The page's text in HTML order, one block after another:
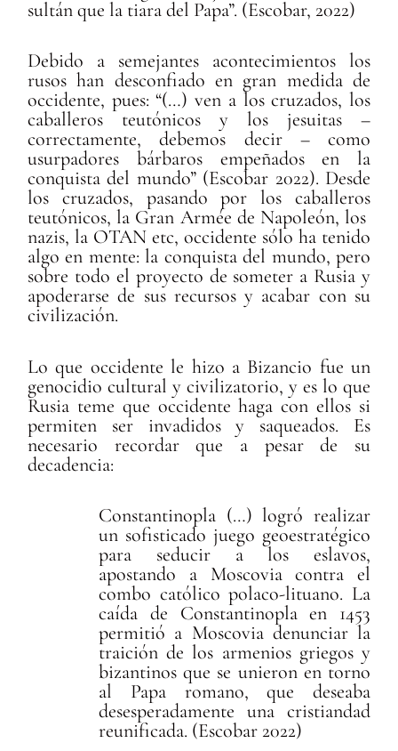
sultán que la tiara del Papa”. (Escobar, 2022)
Debido a semejantes acontecimientos los
rusos han desconfiado en gran medida de
occidente, pues: “(…) ven a los cruzados, los
caballeros teutónicos y los jesuitas –
correctamente, debemos decir – como
usurpadores bárbaros empeñados en la
conquista del mundo” (Escobar 2022). Desde
los cruzados, pasando por los caballeros
teutónicos, la Gran Armée de Napoleón, los
nazis, la OTAN etc, occidente sólo ha tenido
algo en mente: la conquista del mundo, pero
sobre todo el proyecto de someter a Rusia y
apoderarse de sus recursos y acabar con su
civilización.
Lo que occidente le hizo a Bizancio fue un
genocidio cultural y civilizatorio, y es lo que
Rusia teme que occidente haga con ellos si
permiten ser invadidos y saqueados. Es
necesario recordar que a pesar de su
decadencia:
Constantinopla (…) logró realizar
un sofisticado juego geoestratégico
para seducir a los eslavos,
apostando a Moscovia contra el
combo católico polaco-lituano. La
caída de Constantinopla en 1453
permitió a Moscovia denunciar la
traición de los armenios griegos y
bizantinos que se unieron en torno
al Papa romano, que deseaba
desesperadamente una cristiandad
reunificada. (Escobar 2022)